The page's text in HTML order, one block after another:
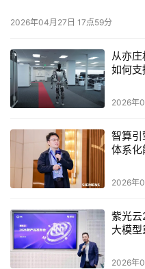
2026年04月27日 17点59分
从亦
如何支
2026年
智算引
体系化
2026年
紫光
大模
2026年